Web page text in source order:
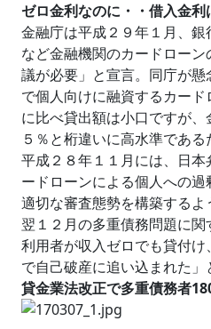
ゼロ金利なのに・・借入金利
金融庁は平成２９年１月、
など金融機関のカードロー
議が必要」と宣言。同庁が
で個人向けに融資するカー
に比べ貸出額は小口ですが
５％と桁違いに高水準である
平成２８年１１月には、日
ードローンによる個人への
適切な審査態勢を構築するよ
翌１２月の多重債務問題に
利用者が収入ゼロでも貸付
で自己破産に追い込まれた」
貸金業法改正で多重債務者